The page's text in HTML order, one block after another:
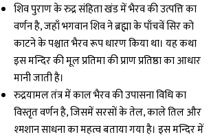
शिव पुराण के रुद्र संहिता खंड में भैरव की उत्पत्ति का
वर्णन है, जहाँ भगवान शिव ने ब्रह्मा के पाँचवें सिर को
काटने के पश्चात भैरव रूप धारण किया था। यह कथा
इस मन्दिर की मूल प्रतिमा की प्राण प्रतिष्ठा का आधार
मानी जाती है।
रुद्रयामल तंत्र में काल भैरव की उपासना विधि का
विस्तृत वर्णन है, जिसमें सरसों के तेल, काले तिल और
श्मशान साधना का महत्व बताया गया है। इस मन्दिर में